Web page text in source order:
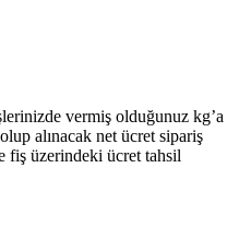
vermiş olduğunuz kg’a
alınacak net ücret sipariş
fiş üzerindeki ücret tahsil